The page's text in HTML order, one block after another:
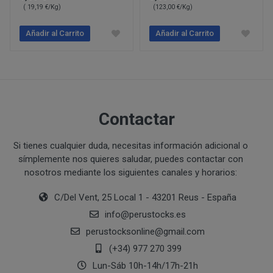
( 19,19 €/Kg)
Añadir al Carrito
(123,00 €/Kg)
Añadir al Carrito
Contactar
Si tienes cualquier duda, necesitas información adicional o
símplemente nos quieres saludar, puedes contactar con
nosotros mediante los siguientes canales y horarios:
C/Del Vent, 25 Local 1 - 43201 Reus - España
info@perustocks.es
perustocksonline@gmail.com
(+34) 977 270 399
Lun-Sáb 10h-14h/17h-21h
Ejecución de medidas precontractuales a petición del
Interés legítimo del responsable
PROCESO DE COMPRA Y/O CONTRATACIÓN
Para realizar cualquier compra en
que el cliente deberá consentir expresamente
Los pasos a seguir para realizar la compra son:
requeridos a tal efecto. También nos aparece la
newsletter. En la dirección del correo
un mensaje en dónde validamos el email.
Accedemos a la tienda online "ENTRAR"
identifica..